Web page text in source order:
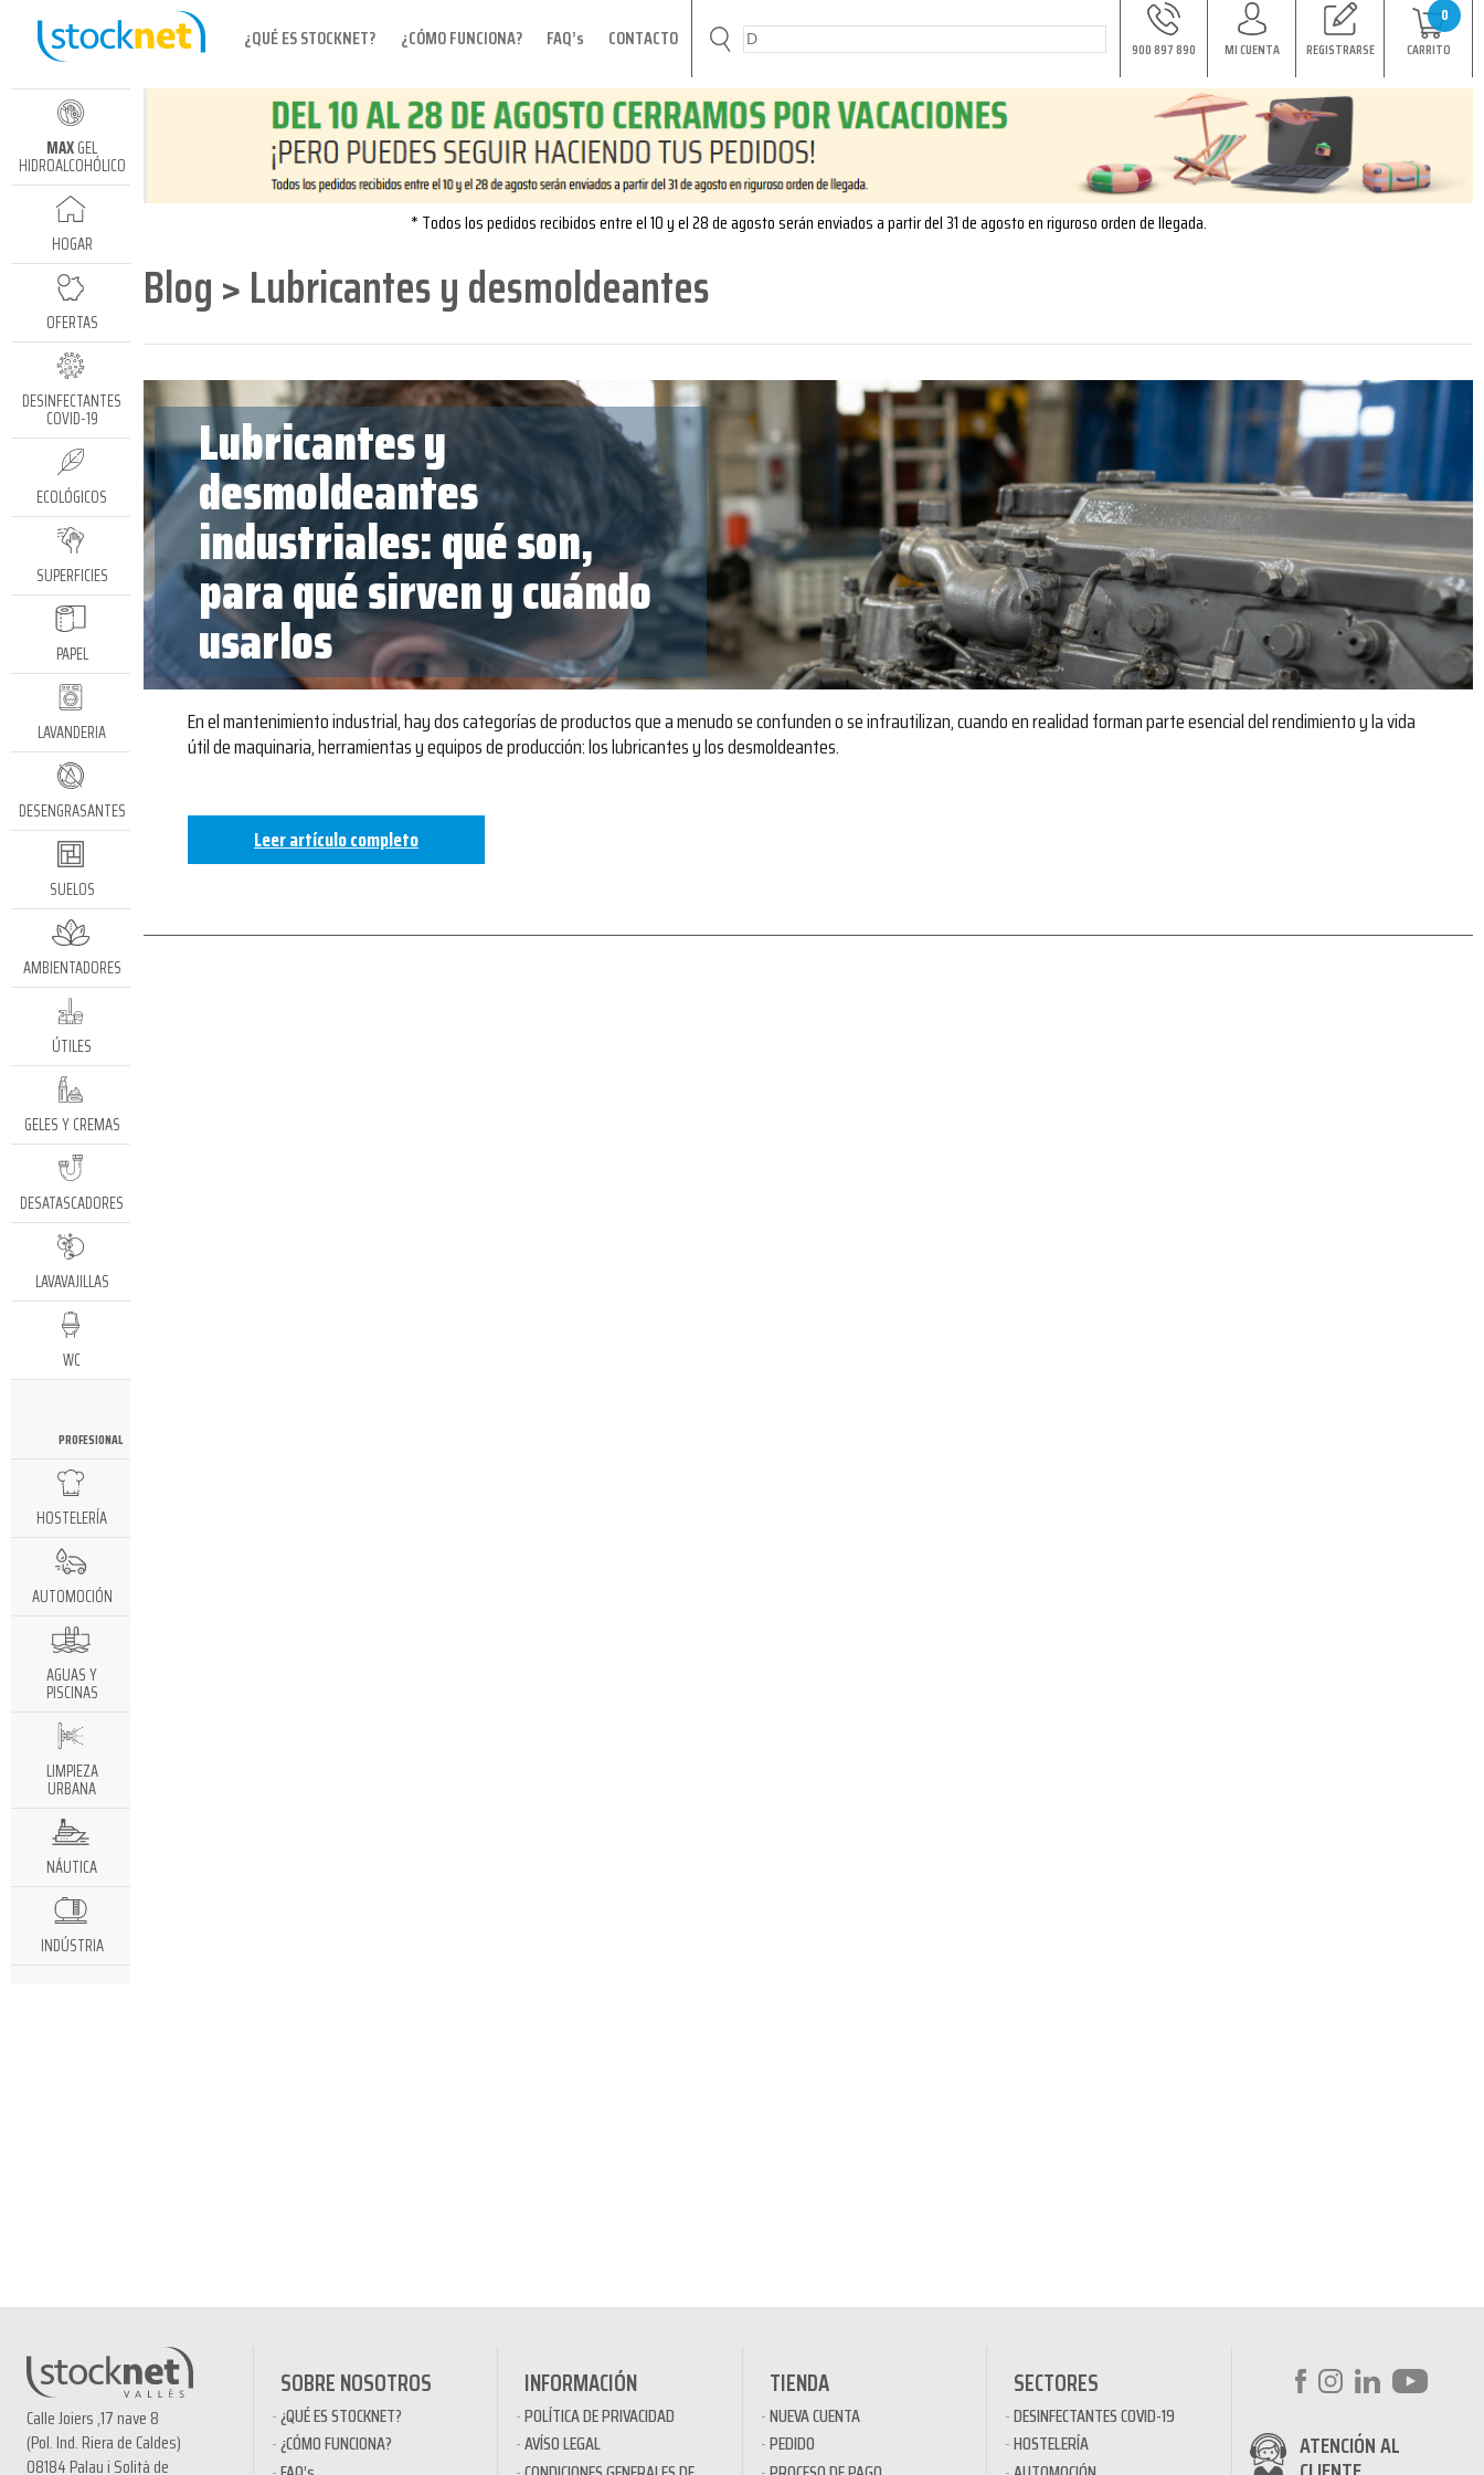
¿QUÉ ES STOCKNET? ¿CÓMO FUNCIONA? FAQ’s CONTACTO 900 897 890 MI CUENTA REGISTRARSE
0
CARRITO
MAXGEL
HIDROALCOHÓLICO
HOGAR
OFERTAS
DESINFECTANTES
COVID-19
ECOLÓGICOS
SUPERFICIES
PAPEL
LAVANDERIA
DESENGRASANTES
SUELOS
AMBIENTADORES
ÚTILES
GELES Y CREMAS
DESATASCADORES
LAVAVAJILLAS
WC
PROFESIONAL
HOSTELERÍA
AUTOMOCIÓN
AGUAS Y
PISCINAS
LIMPIEZA
URBANA
NÁUTICA
INDÚSTRIA
* Todos los pedidos recibidos entre el 10 y el 28 de agosto serán enviados a partir del 31 de agosto en riguroso orden de llegada.
Blog > Lubricantes y desmoldeantes
Lubricantes y
desmoldeantes
industriales: qué son,
para qué sirven y cuándo
usarlos
En el mantenimiento industrial, hay dos categorías de productos que a menudo se confunden o se infrautilizan, cuando en realidad forman parte esencial del rendimiento y la vida
útil de maquinaria, herramientas y equipos de producción: los lubricantes y los desmoldeantes.
Leer artículo completo
Calle Joiers ,17 nave 8
(Pol. Ind. Riera de Caldes)
08184 Palau i Solità de
SOBRE NOSOTROS
¿QUÉ ES STOCKNET?
¿CÓMO FUNCIONA?
INFORMACIÓN
POLÍTICA DE PRIVACIDAD
AVÍSO LEGAL
TIENDA
NUEVA CUENTA
PEDIDO
SECTORES
DESINFECTANTES COVID-19
HOSTELERÍA
ATENCIÓN AL